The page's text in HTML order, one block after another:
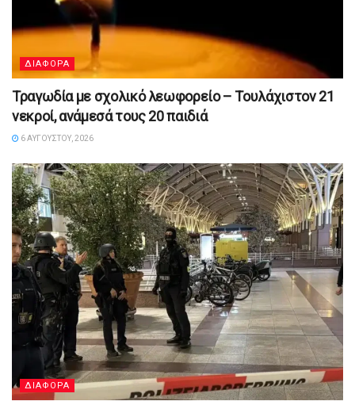
ΔΙΑΦΟΡΑ
Τραγωδία με σχολικό λεωφορείο – Τουλάχιστον 21
νεκροί, ανάμεσά τους 20 παιδιά
6 ΑΥΓΟΎΣΤΟΥ, 2026
ΔΙΑΦΟΡΑ